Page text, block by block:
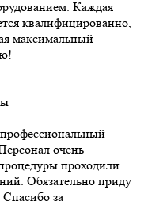
Каждая
квалифицированно,
максимальный
очень
проходили
Обязательно приду
Спасибо за